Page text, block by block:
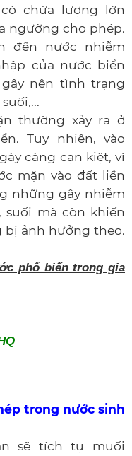
chứa lượng lớn
ngưỡng cho phép.
đến nước nhiễm
của nước biển
nên tình trạng
thường xảy ra ở
Tuy nhiên, vào
càng cạn kiệt, vì
mặn vào đất liền
những gây nhiễm
suối mà còn khiến
ảnh hưởng theo.
phổ biến trong gia
trong nước sinh
sẽ tích tụ muối